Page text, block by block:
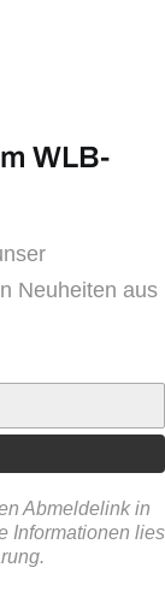
WLB-
Neuheiten aus
Abmeldelink in
Informationen lies